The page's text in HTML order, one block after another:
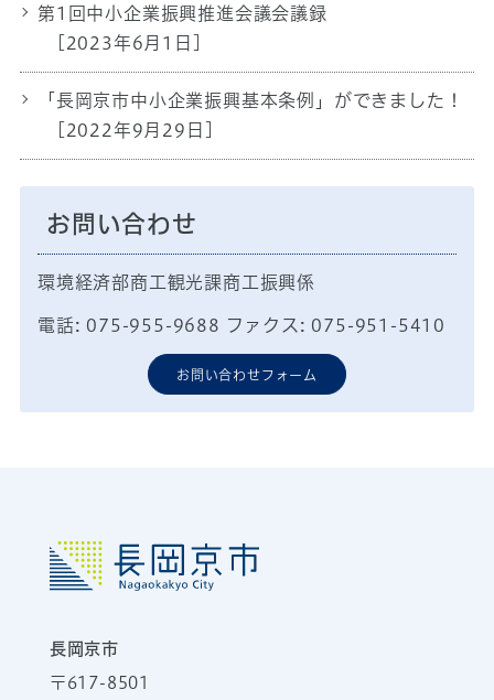
第1回中小企業振興推進会議会議録
[2023年6月1日]
「長岡京市中小企業振興基本条例」ができました！
[2022年9月29日]
お問い合わせ
環境経済部商工観光課商工振興係
電話: 075-955-9688 ファクス: 075-951-5410
お問い合わせフォーム
長岡京市
〒617-8501